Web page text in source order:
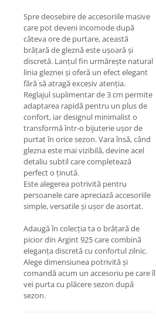
Spre deosebire de accesoriile masive
care pot deveni incomode după
câteva ore de purtare, această
brățară de gleznă este ușoară și
discretă. Lanțul fin urmărește natural
linia gleznei și oferă un efect elegant
fără să atragă excesiv atenția.
Reglajul suplimentar de 3 cm permite
adaptarea rapidă pentru un plus de
confort, iar designul minimalist o
transformă într-o bijuterie ușor de
purtat în orice sezon. Vara însă, când
glezna este mai vizibilă, devine acel
detaliu subtil care completează
perfect o ținută.
Este alegerea potrivită pentru
persoanele care apreciază accesoriile
simple, versatile și ușor de asortat.
Adaugă în colecția ta o brățară de
picior din Argint 925 care combină
eleganța discretă cu confortul zilnic.
Alege dimensiunea potrivită și
comandă acum un accesoriu pe care îl
vei purta cu plăcere sezon după
sezon.